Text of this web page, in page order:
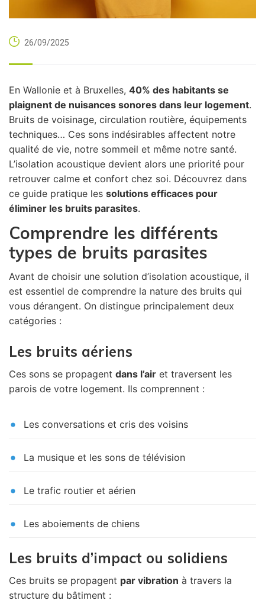
26/09/2025
En Wallonie et à Bruxelles, 40% des habitants se
plaignent de nuisances sonores dans leur logement.
Bruits de voisinage, circulation routière, équipements
techniques… Ces sons indésirables affectent notre
qualité de vie, notre sommeil et même notre santé.
L’isolation acoustique devient alors une priorité pour
retrouver calme et confort chez soi. Découvrez dans
ce guide pratique les solutions efficaces pour
éliminer les bruits parasites.
Comprendre les différents
types de bruits parasites
Avant de choisir une solution d’isolation acoustique, il
est essentiel de comprendre la nature des bruits qui
vous dérangent. On distingue principalement deux
catégories :
Les bruits aériens
Ces sons se propagent dans l’air et traversent les
parois de votre logement. Ils comprennent :
Les conversations et cris des voisins
La musique et les sons de télévision
Le trafic routier et aérien
Les aboiements de chiens
Les bruits d’impact ou solidiens
Ces bruits se propagent par vibration à travers la
structure du bâtiment :